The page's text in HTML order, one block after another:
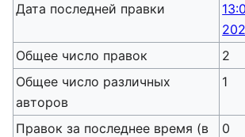
Дата последней правки
Общее число правок
2
Общее число различных
авторов
1
Правок за последнее время (в 0